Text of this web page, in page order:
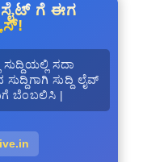
ಸೈಟ್ ಗೆ ಈಗ
ಸದಾ
ಸುದ್ದಿ ಲೈವ್
ಬೆಂಬಲಿಸಿ |